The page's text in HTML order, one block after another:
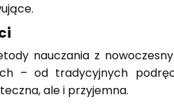
nauczania z
– od tradycyjnych
ale i przyjemna.